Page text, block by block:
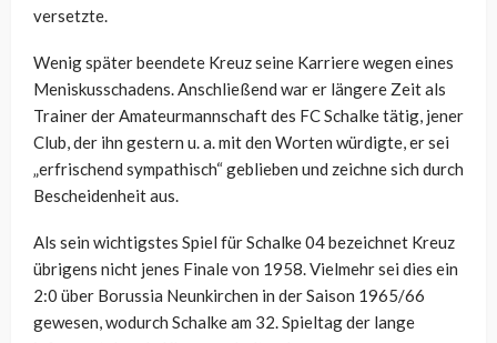
versetzte.
Wenig später beendete Kreuz seine Karriere wegen eines
Meniskusschadens. Anschließend war er längere Zeit als
Trainer der Amateurmannschaft des FC Schalke tätig, jener
Club, der ihn gestern u. a. mit den Worten würdigte, er sei
„erfrischend sympathisch“ geblieben und zeichne sich durch
Bescheidenheit aus.
Als sein wichtigstes Spiel für Schalke 04 bezeichnet Kreuz
übrigens nicht jenes Finale von 1958. Vielmehr sei dies ein
2:0 über Borussia Neunkirchen in der Saison 1965/66
gewesen, wodurch Schalke am 32. Spieltag der lange